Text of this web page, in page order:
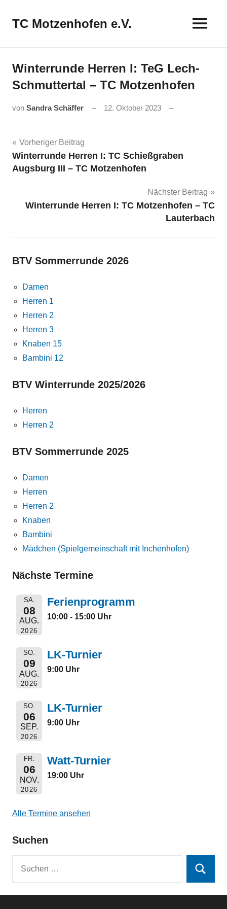
InhaltTC Motzenhofen e.V.
Winterrunde Herren I: TeG Lech-
Schmuttertal – TC Motzenhofen
von Sandra Schäffer 12. Oktober 2023
Beitragsnavigation
Vorheriger Beitrag
Winterrunde Herren I: TC Schießgraben
Augsburg III – TC Motzenhofen
Nächster Beitrag
Winterrunde Herren I: TC Motzenhofen – TC
Lauterbach
BTV Sommerrunde 2026
Damen
Herren 1
Herren 2
Herren 3
Knaben 15
Bambini 12
BTV Winterrunde 2025/2026
Herren
Herren 2
BTV Sommerrunde 2025
Damen
Herren
Herren 2
Knaben
Bambini
Mädchen (Spielgemeinschaft mit Inchenhofen)
Nächste Termine
SA.
08
AUG.
2026
Ferienprogramm
10:00 - 15:00 Uhr
SO.
09
AUG.
2026
LK-Turnier
9:00 Uhr
SO.
06
SEP.
2026
LK-Turnier
9:00 Uhr
FR.
06
NOV.
2026
Watt-Turnier
19:00 Uhr
Alle Termine ansehen
Suchen
Suchen